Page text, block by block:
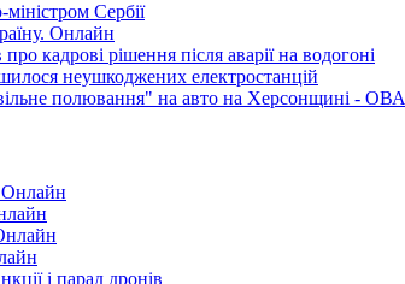
Сербії
Онлайн
кадрові рішення після аварії на водогоні
неушкоджених електростанцій
полювання" на авто на Херсонщині - ОВА